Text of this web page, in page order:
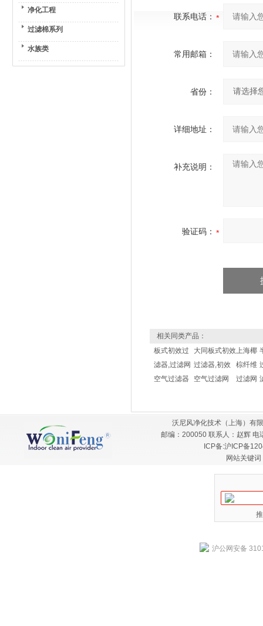
净化工程
过滤棉系列
水族类
联系电话：
常用邮箱：
省份：
详细地址：
补充说明：
验证码：
相关同类产品：
板式初效过
滤器,过滤网
空气过滤器
大同板式初效
过滤器,初效
空气过滤网
上海椰
棕纤维
过滤网
沃尼风净化技术（上海）有
邮编：200050 联系人：赵辉
ICP备:沪ICP备
网站关键
沪公网安备